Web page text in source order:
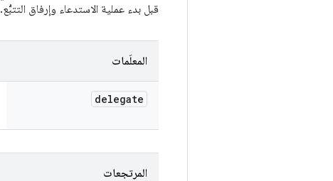
قبل بدء عملية الاستدعاء وإرفاق التتبُّع.
المعلَمات
delegate
المرتجعات